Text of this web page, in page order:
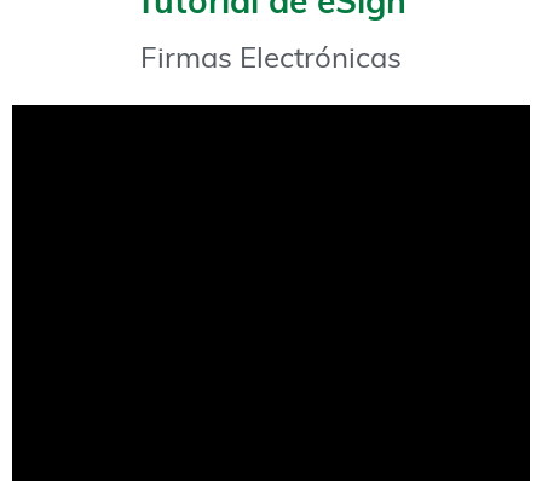
Firmas Electrónicas